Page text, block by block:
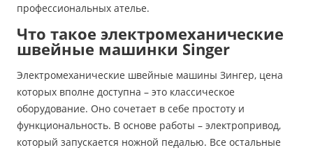
профессиональных ателье.
Что такое электромеханические
швейные машинки Singer
Электромеханические швейные машины Зингер, цена
которых вполне доступна – это классическое
оборудование. Оно сочетает в себе простоту и
функциональность. В основе работы – электропривод,
который запускается ножной педалью. Все остальные